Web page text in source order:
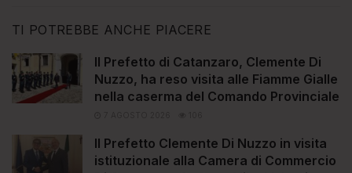
TI POTREBBE ANCHE PIACERE
Il Prefetto di Catanzaro, Clemente Di
Nuzzo, ha reso visita alle Fiamme Gialle
nella caserma del Comando Provinciale
Il Prefetto Clemente Di Nuzzo in visita
istituzionale alla Camera di Commercio